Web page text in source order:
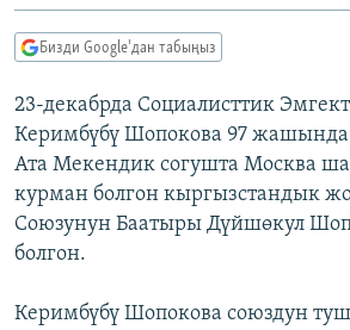
ЭКСПЕРТТЕР ТАЛДАЙТ
БИЗ ЖАНА ДҮЙНӨ
ДАНИСТЕ
ЭЖЕ-СИҢДИЛЕР
АЗАТТЫК+
ӨЗГӨЧӨ ПИКИР
Русский
ОНЛАЙН ШЕРИНЕ
Бизди Google'дан табыңыз
23-декабрда Социалисттик
Керимбүбү Шопокова 97
Ата Мекендик согушта Москва
курман болгон кыргызстандык
Союзунун Баатыры Дүйшөкул
болгон.
Керимбүбү Шопокова союздун